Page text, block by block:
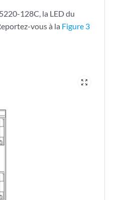
128C, la LED du
vous à la Figure 3
zoom_out_map